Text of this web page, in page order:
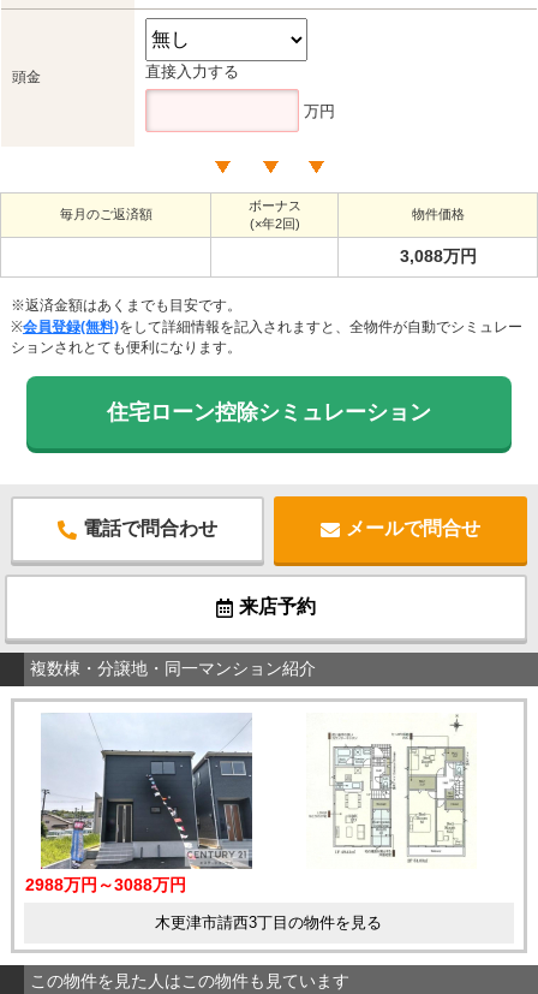
頭金 直接入力する
万円
毎月のご返済額
ボーナス
(×年2回)
物件価格
3,088万円
※返済金額はあくまでも目安です。
※会員登録(無料)をして詳細情報を記入されますと、全物件が自動でシミュレー
ションされとても便利になります。
住宅ローン控除シミュレーション
電話で問合わせ メールで問合せ
来店予約
複数棟・分譲地・同一マンション紹介
2988万円～3088万円
木更津市請西3丁目の物件を見る
この物件を見た人はこの物件も見ています